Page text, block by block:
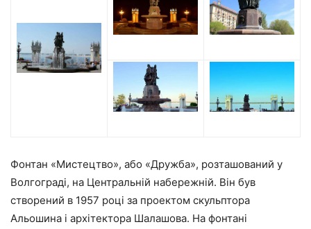
Фонтан «Мистецтво», або «Дружба», розташований у
Волгограді, на Центральній набережній. Він був
створений в 1957 році за проектом скульптора
Альошина і архітектора Шалашова. На фонтані